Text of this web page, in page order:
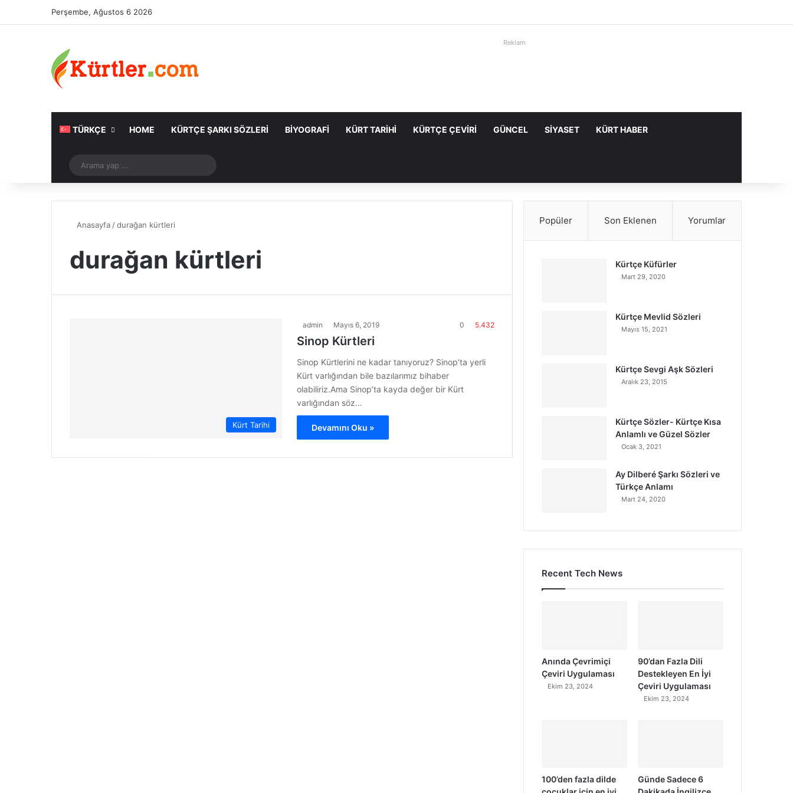
Perşembe, Ağustos 6 2026
Reklam
TÜRKÇE HOME KÜRTÇE ŞARKI SÖZLERI BIYOGRAFI KÜRT TARIHI KÜRTÇE ÇEVIRI GÜNCEL SIYASET KÜRT HABER
Rastgele Makale
yap
Anasayfa /durağan kürtleri
durağan kürtleri
Kürt Tarihi
admin Mayıs 6, 2019 0 5.432
Sinop Kürtleri
Sinop Kürtlerini ne kadar tanıyoruz? Sinop’ta yerli
Kürt varlığından bile bazılarımız bihaber
olabiliriz.Ama Sinop’ta kayda değer bir Kürt
varlığından söz…
Devamını Oku »
Popüler Son Eklenen Yorumlar
Kürtçe Küfürler
Mart 29, 2020
Kürtçe Mevlid Sözleri
Mayıs 15, 2021
Kürtçe Sevgi Aşk Sözleri
Aralık 23, 2015
Kürtçe Sözler- Kürtçe Kısa
Anlamlı ve Güzel Sözler
Ocak 3, 2021
Ay Dilberé Şarkı Sözleri ve
Türkçe Anlamı
Mart 24, 2020
Recent Tech News
Anında Çevrimiçi
Çeviri Uygulaması
Ekim 23, 2024
90’dan Fazla Dili
Destekleyen En İyi
Çeviri Uygulaması
Ekim 23, 2024
100’den fazla dilde
Günde Sadece 6